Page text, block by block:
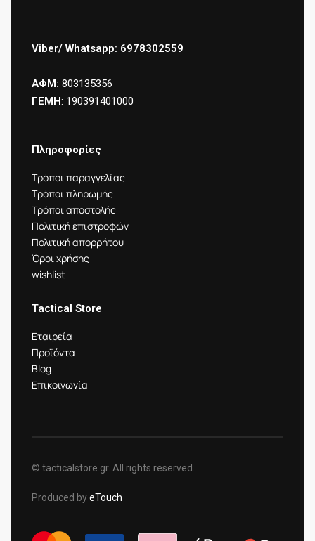
Viber/ Whatsapp: 6978302559
ΑΦΜ: 803135356
ΓΕΜΗ: 190391401000
Πληροφορίες
Τρόποι παραγγελίας
Τρόποι πληρωμής
Τρόποι αποστολής
Πολιτική επιστροφών
Πολιτική απορρήτου
Όροι χρήσης
wishlist
Tactical Store
Εταιρεία
Προϊόντα
Blog
Επικοινωνία
© tacticalstore.gr. All rights reserved.
Produced byeTouch